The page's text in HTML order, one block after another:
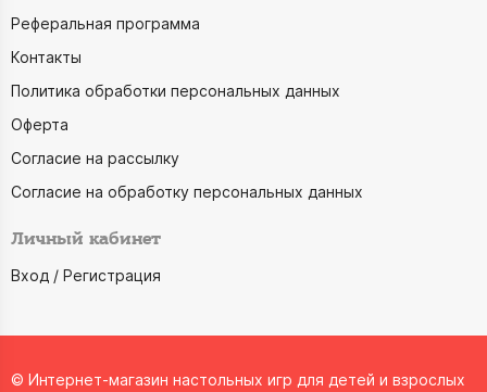
Реферальная программа
Контакты
Политика обработки персональных данных
Оферта
Согласие на рассылку
Согласие на обработку персональных данных
Личный кабинет
Вход / Регистрация
© Интернет-магазин настольных игр для детей и взрослых